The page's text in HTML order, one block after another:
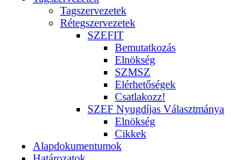
Tagszervezetek
Rétegszervezetek
SZEFIT
Bemutatkozás
Elnökség
SZMSZ
Elérhetőségek
Csatlakozz!
SZEF Nyugdíjas Választmánya
Elnökség
Cikkek
Alapdokumentumok